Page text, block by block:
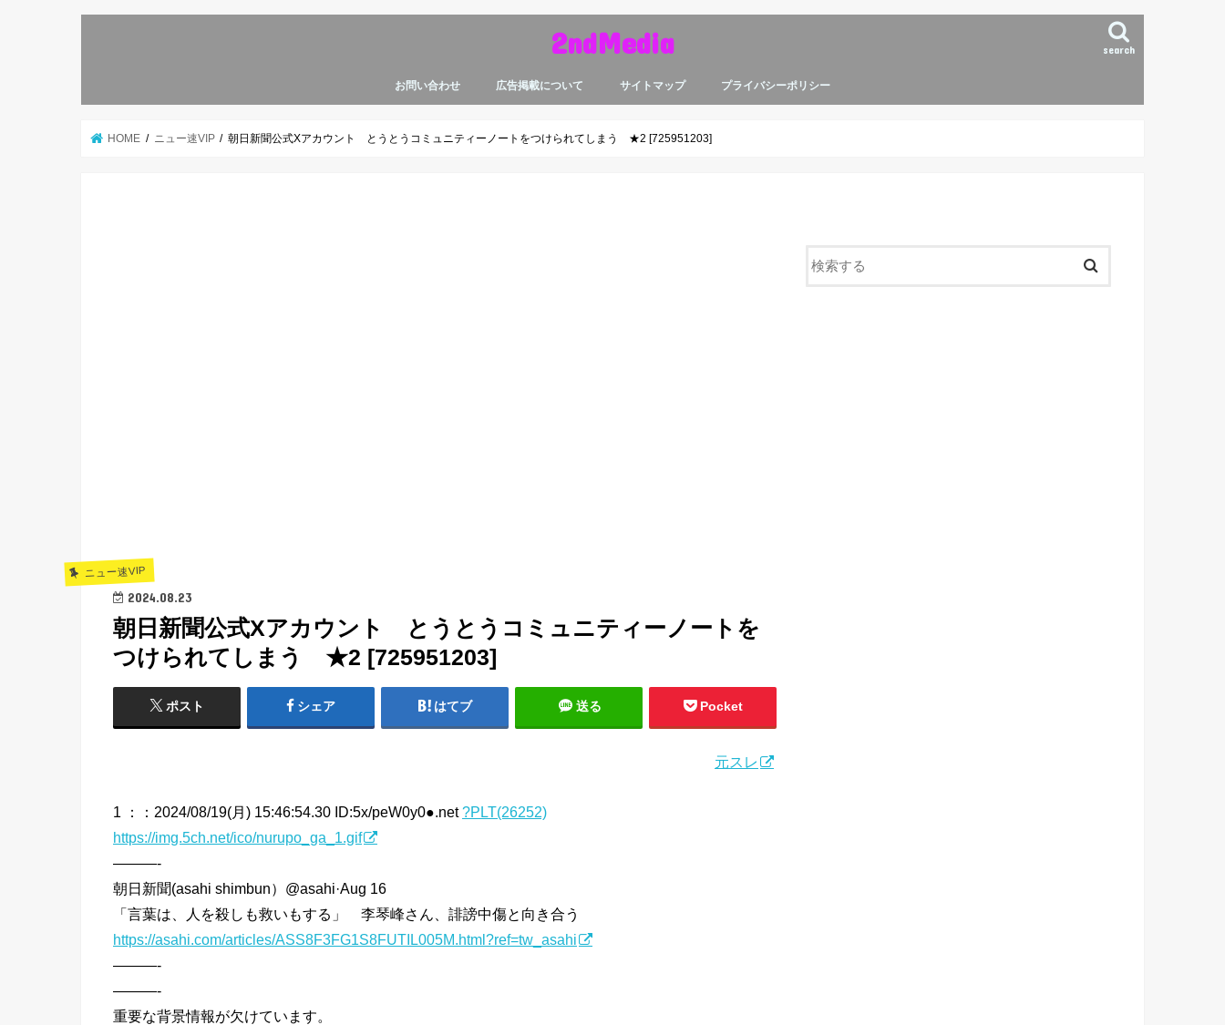
2ndMedia search
お問い合わせ 広告掲載について サイトマップ プライバシーポリシー
HOME ニュー速VIP 朝日新聞公式Xアカウント とうとうコミュニティーノートをつけられてしまう ★2 [725951203]
ニュー速VIP
2024.08.23
朝日新聞公式Xアカウント とうとうコミュニティーノートを
つけられてしまう ★2 [725951203]
ポスト シェア はてブ 送る Pocket
元スレ
1 ： ：2024/08/19(月) 15:46:54.30 ID:5x/peW0y0●.net?PLT(26252)
https://img.5ch.net/ico/nurupo_ga_1.gif
———-
朝日新聞(asahi shimbun）@asahi·Aug 16
「言葉は、人を殺しも救いもする」 李琴峰さん、誹謗中傷と向き合う
https://asahi.com/articles/ASS8F3FG1S8FUTIL005M.html?ref=tw_asahi
———-
———-
重要な背景情報が欠けています。